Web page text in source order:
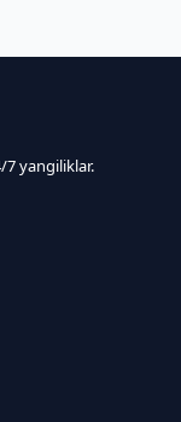
yangiliklar.